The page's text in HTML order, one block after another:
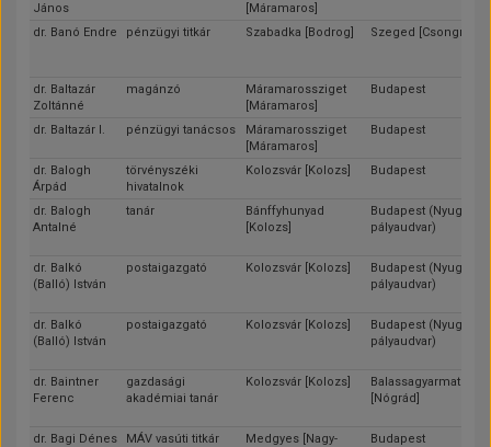
János
[Máramaros]
dr. Banó Endre pénzügyi titkár Szabadka [Bodrog] Szeged [Csongrád]
dr. Baltazár
Zoltánné
magánzó
Máramarossziget
[Máramaros]
Budapest
dr. Baltazár I. pénzügyi tanácsos
Máramarossziget
[Máramaros]
Budapest
dr. Balogh
Árpád
törvényszéki
hivatalnok
Kolozsvár [Kolozs] Budapest
dr. Balogh
Antalné
tanár
Bánffyhunyad
[Kolozs]
Budapest (Nyugati
pályaudvar)
dr. Balkó
(Balló) István
postaigazgató Kolozsvár [Kolozs]
Budapest (Nyugati
pályaudvar)
dr. Balkó
(Balló) István
postaigazgató Kolozsvár [Kolozs]
Budapest (Nyugati
pályaudvar)
dr. Baintner
Ferenc
gazdasági
akadémiai tanár
Kolozsvár [Kolozs]
Balassagyarmat
[Nógrád]
dr. Bagi Dénes MÁV vasúti titkár
Medgyes [Nagy-
Budapest